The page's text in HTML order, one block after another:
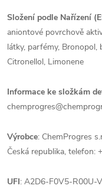
Složení podle Nařízení
aniontové povrchově
látky, parfémy, Bronopol,
Citronellol, Limonene
Informace ke složkám
Výrobce: ChemProgres
Česká republika, telefon:
UFI: A2D6-F0V5-R00U-